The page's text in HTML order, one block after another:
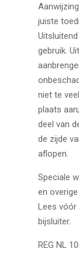
juiste
gebruik.
niet te
plaats
deel van
de zijde
aflopen.
Speciale
en
Lees vóór
bijsluiter.
REG NL